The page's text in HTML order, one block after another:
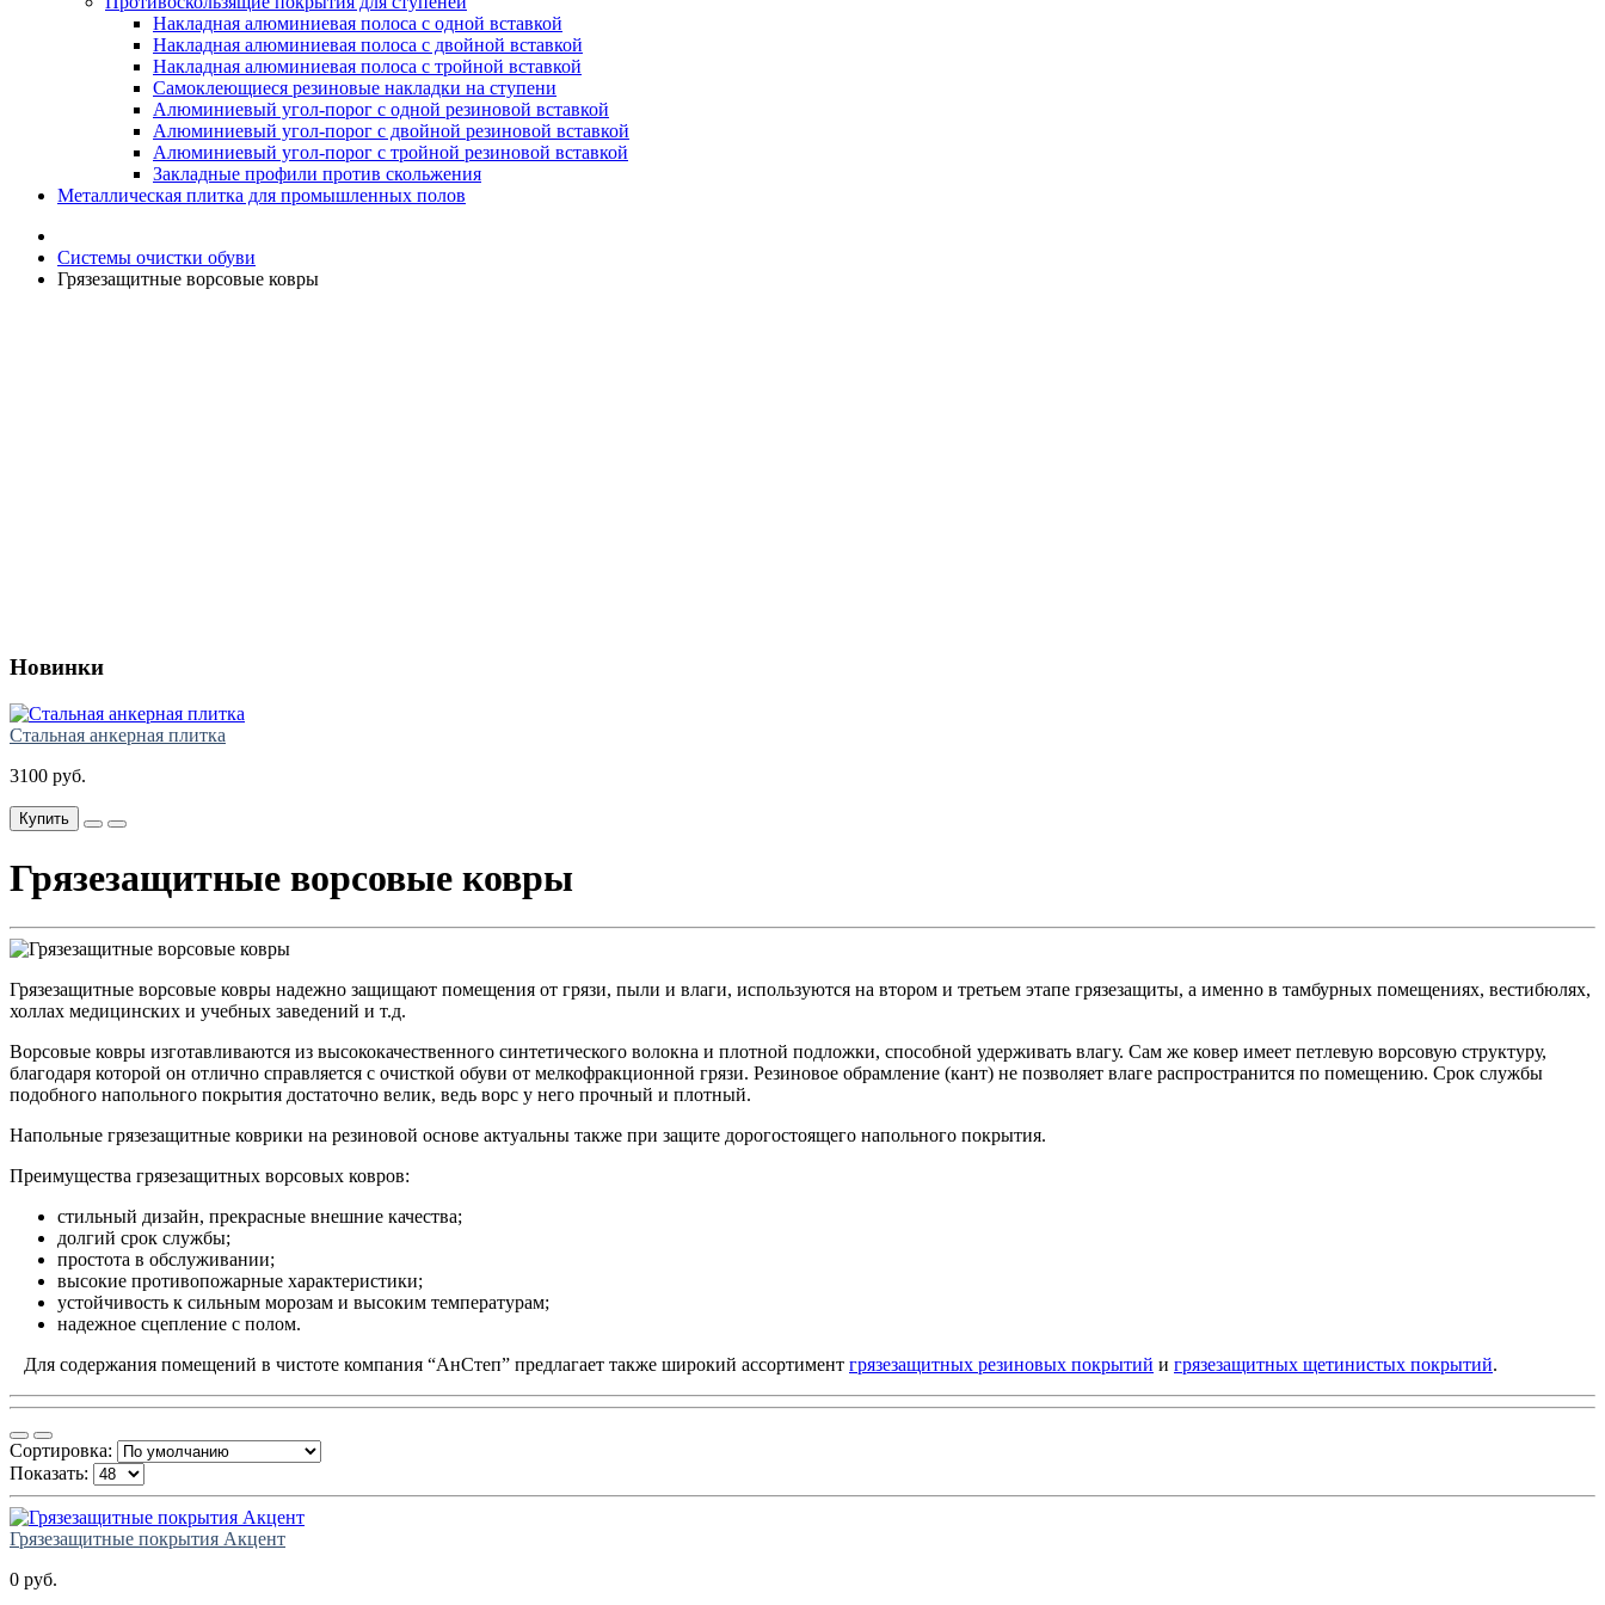
Накладная алюминиевая полоса с одной вставкой
Накладная алюминиевая полоса с двойной вставкой
Накладная алюминиевая полоса с тройной вставкой
Самоклеющиеся резиновые накладки на ступени
Алюминиевый угол-порог с одной резиновой вставкой
Алюминиевый угол-порог с двойной резиновой вставкой
Алюминиевый угол-порог с тройной резиновой вставкой
Закладные профили против скольжения
Металлическая плитка для промышленных полов
Системы очистки обуви
Грязезащитные ворсовые ковры
Новинки
Стальная анкерная плитка
3100 руб.
Купить
Грязезащитные ворсовые ковры
Грязезащитные ворсовые ковры надежно защищают помещения от грязи, пыли и влаги, используются на втором и третьем этапе грязезащиты, а именно в тамбурных помещениях, вестибюлях,
холлах медицинских и учебных заведений и т.д.
Ворсовые ковры изготавливаются из высококачественного синтетического волокна и плотной подложки, способной удерживать влагу. Сам же ковер имеет петлевую ворсовую структуру,
благодаря которой он отлично справляется с очисткой обуви от мелкофракционной грязи. Резиновое обрамление (кант) не позволяет влаге распространится по помещению. Срок службы
подобного напольного покрытия достаточно велик, ведь ворс у него прочный и плотный.
Напольные грязезащитные коврики на резиновой основе актуальны также при защите дорогостоящего напольного покрытия.
Преимущества грязезащитных ворсовых ковров:
стильный дизайн, прекрасные внешние качества;
долгий срок службы;
простота в обслуживании;
высокие противопожарные характеристики;
устойчивость к сильным морозам и высоким температурам;
надежное сцепление с полом.
Для содержания помещений в чистоте компания “АнСтеп” предлагает также широкий ассортимент грязезащитных резиновых покрытий и грязезащитных щетинистых покрытий.
Сортировка:
Показать:
Грязезащитные покрытия Акцент
0 руб.